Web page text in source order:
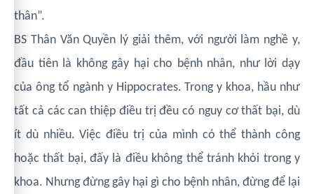
thân”.
BS Thân Văn Quyền lý giải thêm, với người làm nghề y,
đầu tiên là không gây hại cho bệnh nhân, như lời dạy
của ông tổ ngành y Hippocrates. Trong y khoa, hầu như
tất cả các can thiệp điều trị đều có nguy cơ thất bại, dù
ít dù nhiều. Việc điều trị của mình có thể thành công
hoặc thất bại, đấy là điều không thể tránh khỏi trong y
khoa. Nhưng đừng gây hại gì cho bệnh nhân, đừng để lại